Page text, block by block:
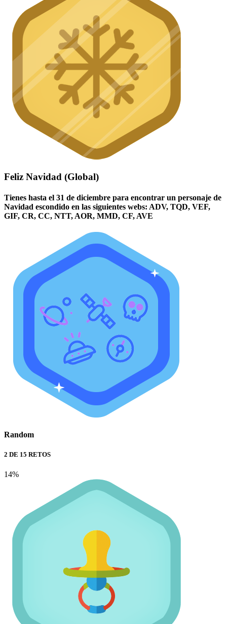
Feliz Navidad (Global)
Tienes hasta el 31 de diciembre para encontrar un personaje de
Navidad escondido en las siguientes webs: ADV, TQD, VEF,
GIF, CR, CC, NTT, AOR, MMD, CF, AVE
Random
2 DE 15 RETOS
14%